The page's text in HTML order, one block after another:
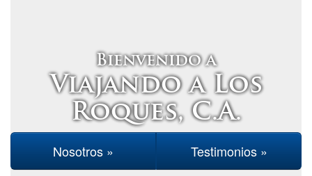
Bienvenido a
Viajando a Los
Roques, C.A.
Nosotros » Testimonios »